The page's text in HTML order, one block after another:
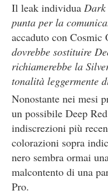
Il leak individua Dark
punta per la
accaduto con Cosmic
dovrebbe sostituire
richiamerebbe la
tonalità leggermente
Nonostante nei mesi
un possibile Deep
indiscrezioni più
colorazioni sopra
nero sembra ormai
malcontento di una
Pro.